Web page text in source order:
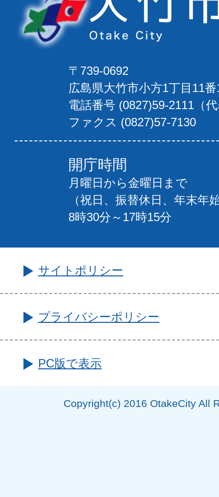
〒739-0692
広島県大竹市小方1丁目11
電話番号 (0827)59-2111（
ファクス (0827)57-7130
開庁時間
月曜日から金曜日まで
（祝日、振替休日、年末年
8時30分～17時15分
サイトポリシー
プライバシーポリシー
PC版で表示
Copyright(c) 2016 OtakeCity All